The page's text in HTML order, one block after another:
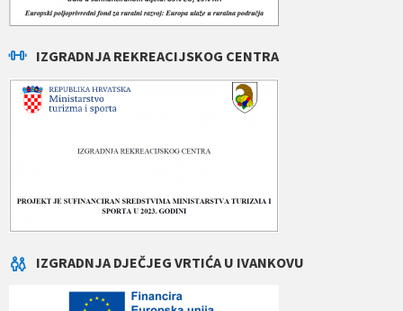
IZGRADNJA REKREACIJSKOG CENTRA
IZGRADNJA DJEČJEG VRTIĆA U IVANKOVU